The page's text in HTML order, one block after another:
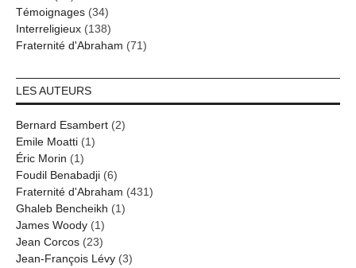
Témoignages (34)
Interreligieux (138)
Fraternité d'Abraham (71)
LES AUTEURS
Bernard Esambert (2)
Emile Moatti (1)
Éric Morin (1)
Foudil Benabadji (6)
Fraternité d'Abraham (431)
Ghaleb Bencheikh (1)
James Woody (1)
Jean Corcos (23)
Jean-François Lévy (3)